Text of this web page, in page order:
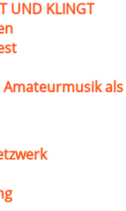
UND KLINGT
als